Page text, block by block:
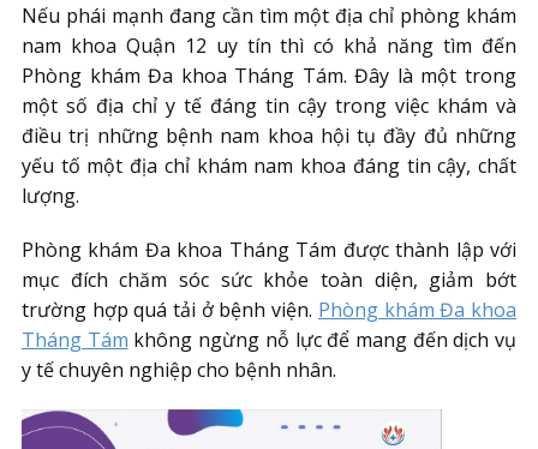
Nếu phái mạnh đang cần tìm một địa chỉ phòng khám
nam khoa Quận 12 uy tín thì có khả năng tìm đến
Phòng khám Đa khoa Tháng Tám. Đây là một trong
một số địa chỉ y tế đáng tin cậy trong việc khám và
điều trị những bệnh nam khoa hội tụ đầy đủ những
yếu tố một địa chỉ khám nam khoa đáng tin cậy, chất
lượng.
Phòng khám Đa khoa Tháng Tám được thành lập với
mục đích chăm sóc sức khỏe toàn diện, giảm bớt
trường hợp quá tải ở bệnh viện. Phòng khám Đa khoa
Tháng Tám không ngừng nỗ lực để mang đến dịch vụ
y tế chuyên nghiệp cho bệnh nhân.